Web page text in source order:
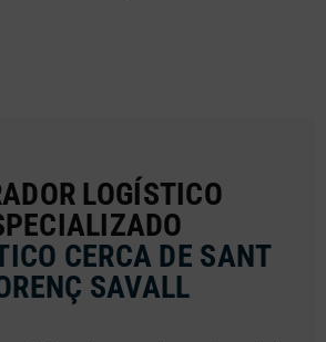
LOGÍSTICO
CERCA DE SANT
SAVALL